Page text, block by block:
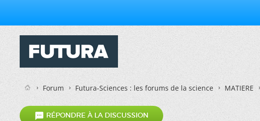
Forum Futura-Sciences : les forums de la science MATIERE
 RÉPONDRE À LA DISCUSSION